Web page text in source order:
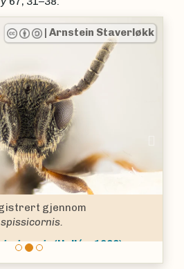
Arnstein Staverløkk
gjennom
(Hellén, 1966)